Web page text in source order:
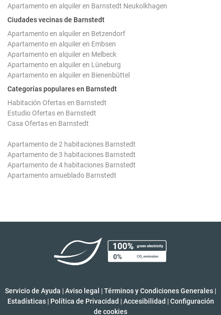
Apartamento en alquiler en Barnstedt Neukolkhagen
Ciudades vecinas de Barnstedt
Apartamento en alquiler en Betzendorf
Apartamento en alquiler en Embsen
Apartamento en alquiler en Melbeck
Apartamento en alquiler en Lüneburg
Apartamento en alquiler en Bienenbüttel
Categorías populares en Barnstedt
Habitación Ofertas en Barnstedt
Estudio Ofertas en Barnstedt
Casa Ofertas en Barnstedt
Apartamento de 2 habitaciones Barnstedt
Apartamento de 3 habitaciones Barnstedt
Apartamento de 4 habitaciones Barnstedt
Apartamento amueblado Barnstedt
Servicio de Ayuda |Aviso legal |Términos y Condiciones Generales |
Estadísticas | Política de Privacidad | Accesibilidad | Configuración
de cookies